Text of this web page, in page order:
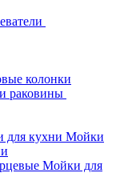
колонки
раковины
Мойки
Мойки для